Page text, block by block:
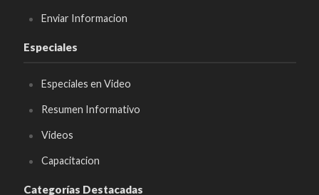
Enviar Informacion
Especiales
Especiales en Video
Resumen Informativo
Videos
Capacitacion
Categorías Destacadas